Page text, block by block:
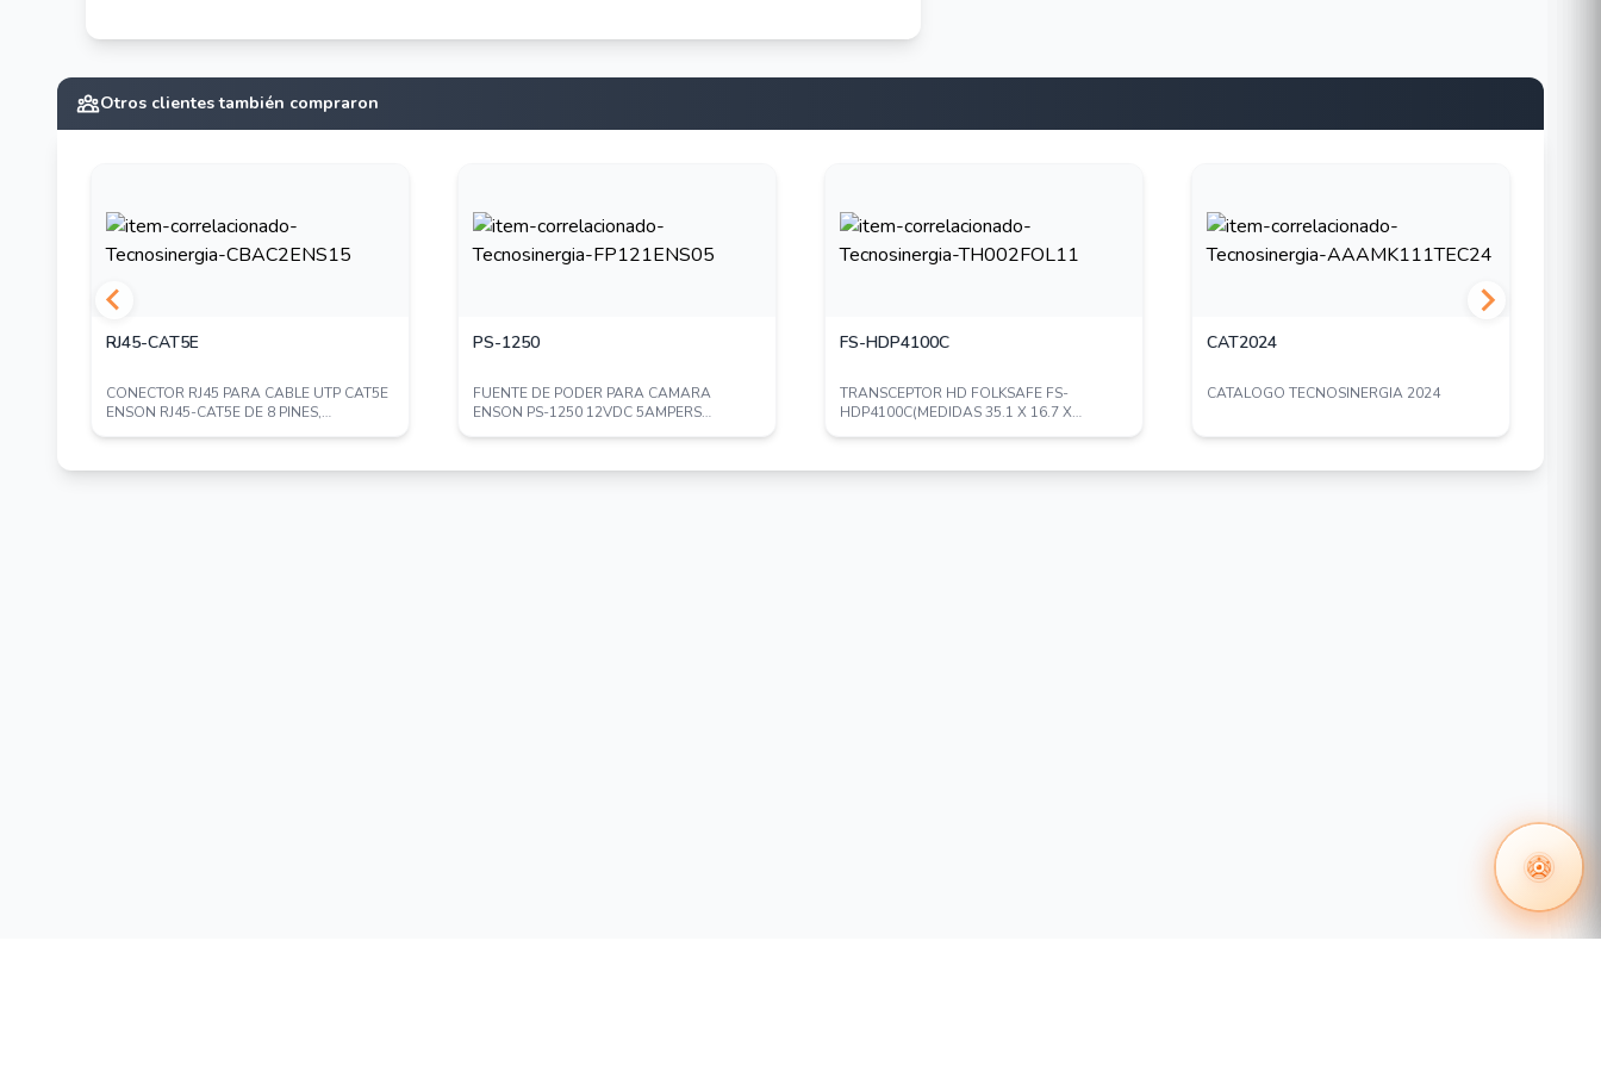
Otros clientes también compraron
RJ45-CAT5E
CONECTOR RJ45 PARA CABLE UTP CAT5E
ENSON RJ45-CAT5E DE 8 PINES,
PS-1250
FUENTE DE PODER PARA CAMARA
ENSON PS-1250 12VDC 5AMPERS
FS-HDP4100C
TRANSCEPTOR HD FOLKSAFE FS-
HDP4100C(MEDIDAS 35.1 X 16.7 X
CAT2024
CATALOGO TECNOSINERGIA 2024